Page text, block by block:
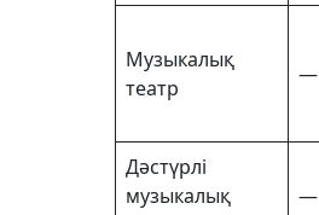
Музыкалық
театр
—
Дәстүрлі
музыкалық
—